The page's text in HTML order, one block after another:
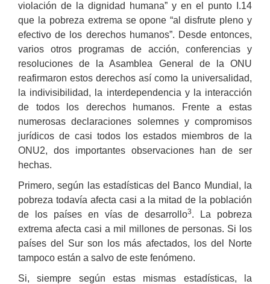
violación de la dignidad humana” y en el punto I.14
que la pobreza extrema se opone “al disfrute pleno y
efectivo de los derechos humanos”. Desde entonces,
varios otros programas de acción, conferencias y
resoluciones de la Asamblea General de la ONU
reafirmaron estos derechos así como la universalidad,
la indivisibilidad, la interdependencia y la interacción
de todos los derechos humanos. Frente a estas
numerosas declaraciones solemnes y compromisos
jurídicos de casi todos los estados miembros de la
ONU2, dos importantes observaciones han de ser
hechas.
Primero, según las estadísticas del Banco Mundial, la
pobreza todavía afecta casi a la mitad de la población
de los países en vías de desarrollo3. La pobreza
extrema afecta casi a mil millones de personas. Si los
países del Sur son los más afectados, los del Norte
tampoco están a salvo de este fenómeno.
Si, siempre según estas mismas estadísticas, la